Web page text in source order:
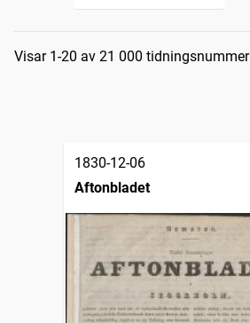
Sökresultat
Visar 1-20 av 21 000 tidningsnummer
1830-12-06
Aftonbladet